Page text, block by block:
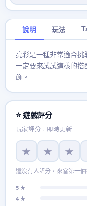
說明 玩法
亮彩是一種非常適合挑
一定要來試試這樣的搭
飾。
⭐ 遊戲評分
玩家評分 · 即時更新
★ ★ ★
還沒有人評分，來當第一個
5 ★
4 ★